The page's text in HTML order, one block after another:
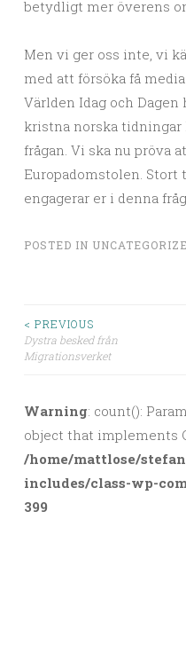
betydligt mer överens
Men vi ger oss inte, vi
med att försöka få
Världen Idag och
kristna norska tidningar
frågan. Vi ska nu pröva
Europadomstolen. Stort
engagerar er i denna
POSTED IN
Post
< PREVIOUS
Dystra besked från
Migrationsverket
Warning: count():
object that implements
/home/mattlose/
includes/class-wp-
399